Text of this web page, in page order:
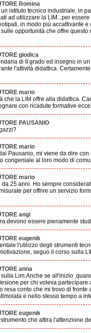
Romina
istituto tecnico industriale, in
ad utilizzare la LIM...per
in modo più accattivante
opportunità che offre
giodica
di II grado ed insegno in
l'attività didattica.
mario
che la LIM offre alla didattica.
con ricadute formative
PAUSANIO
mario
Pausanio, mi viene da dire
congeniale al loro modo di
mario
25 anni. Ho sempre
per offrire un servizio
angi
devono essere pienamente
eugenik
l'utilizzo degli strumenti
seguo il corso sulla
anna
Lim.Anche se all'inizio
per chi voleva
resa conto che mi trovo di
e nello stesso tempo a
eugenik
che attira l'attenzione